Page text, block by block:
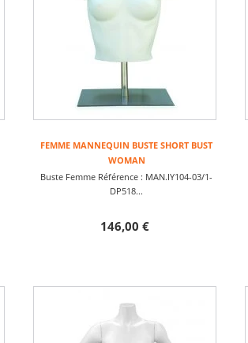
FEMME MANNEQUIN BUSTE SHORT BUST
WOMAN
Buste Femme Référence : MAN.IY104-03/1-
DP518...
146,00 €